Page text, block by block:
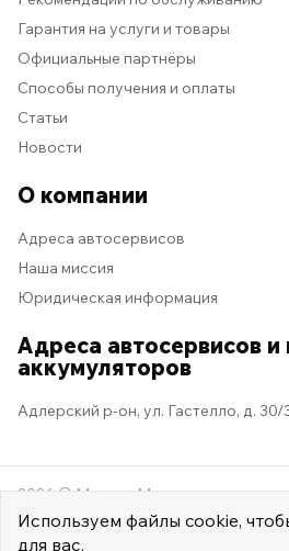
Гарантия на услуги и товары
Официальные партнёры
Способы получения и оплаты
Статьи
Новости
О компании
Адреса автосервисов
Наша миссия
Юридическая информация
Адреса автосервисов и
аккумуляторов
Адлерский р-он, ул. Гастелло, д. 30/
2026 © Мастер Машина
Используем файлы cookie,
для вас.